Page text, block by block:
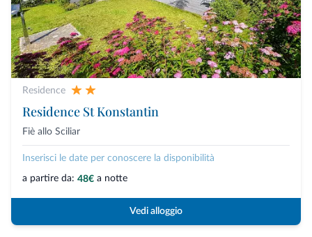
Residence
Residence St Konstantin
Fiè allo Sciliar
Inserisci le date per conoscere la disponibilità
a partire da: 48€ a notte
Vedi alloggio